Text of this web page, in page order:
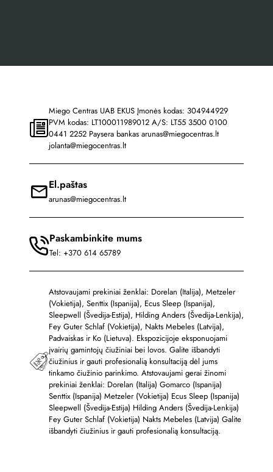
Miego Centras UAB EKUS Įmonės kodas: 304944929
PVM kodas: LT100011989012 A/S: LT55 3500 0100
0441 2252 Paysera bankas arunas@miegocentras.lt
jolanta@miegocentras.lt
El.paštas
arunas@miegocentras.lt
Paskambinkite mums
Tel: +370 614 65789
Atstovaujami prekiniai ženklai: Dorelan (Italija), Metzeler
(Vokietija), Senttix (Ispanija), Ecus Sleep (Ispanija),
Sleepwell (Švedija-Estija), Hilding Anders (Švedija-Lenkija),
Fey Guter Schlaf (Vokietija), Nakts Mebeles (Latvija),
Padvaiskas ir Ko (Lietuva). Ekspozicijoje eksponuojami
įvairių gamintojų čiužiniai bei lovos. Galite išbandyti
čiužinius ir gauti profesionalią konsultaciją dėl jums
tinkamo čiužinio parinkimo. Atstovaujami gerai žinomi
prekiniai ženklai: Dorelan (Italija) Gomarco (Ispanija)
Senttix (Ispanija) Metzeler (Vokietija) Ecus Sleep (Ispanija)
Sleepwell (Švedija-Estija) Hilding Anders (Švedija-Lenkija)
Fey Guter Schlaf (Vokietija) Nakts Mebeles (Latvija) Galite
išbandyti čiužinius ir gauti profesionalią konsultaciją.